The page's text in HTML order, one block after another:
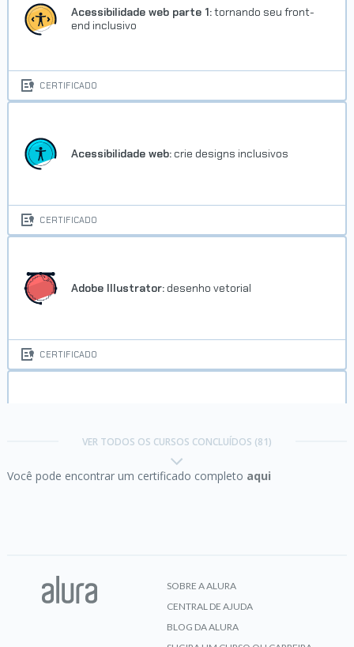
Concluído em 23/04/2022
Acessibilidade web parte 1:tornando seu front-
end inclusivo
CERTIFICADO
Acessibilidade web: crie designs inclusivos
CERTIFICADO
Adobe Illustrator: desenho vetorial
CERTIFICADO
VER TODOS OS CURSOS CONCLUÍDOS (81)
Você pode encontrar um certificado completo aqui
SOBRE A ALURA
CENTRAL DE AJUDA
BLOG DA ALURA